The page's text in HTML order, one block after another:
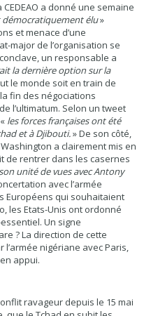
a donné une semaine
démocratiquement élu»
et menace d’une
major de l’organisation se
un responsable a
la dernière option sur la
le monde soit en train de
fin des négociations
l’ultimatum. Selon un tweet
les forces françaises ont été
et à Djibouti.» De son côté,
a clairement mis en
de rentrer dans les casernes
unité de vues avec Antony
avec l’armée
Européens qui souhaitaient
les Etats-Unis ont ordonné
Un signe
? La direction de cette
nigériane avec Paris,
appui.
ravageur depuis le 15 mai